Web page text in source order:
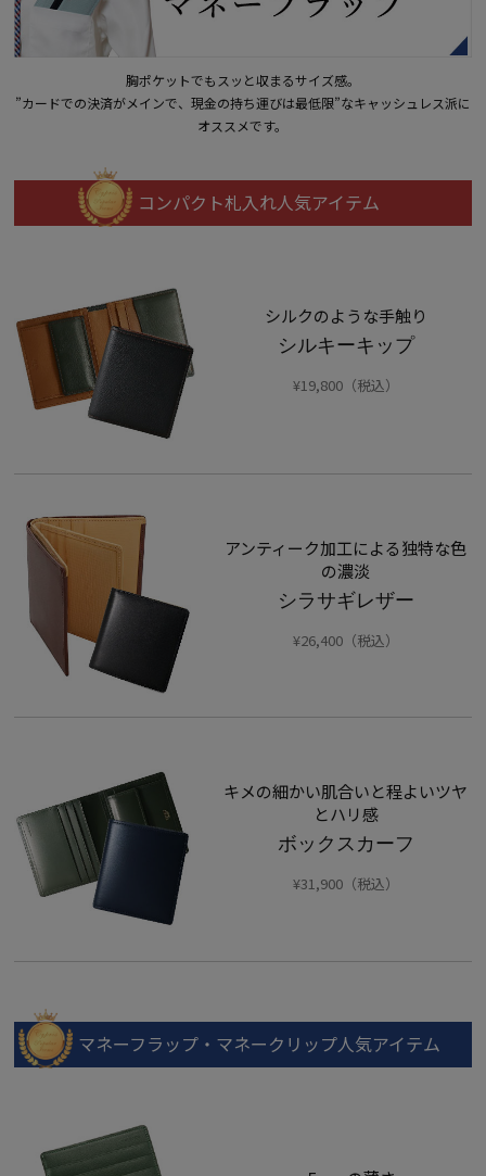
胸ポケットでもスッと収まるサイズ感。
”カードでの決済がメインで、現金の持ち運びは最低限”なキャッシュレス派に
オススメです。
コンパクト札入れ人気アイテム
シルクのような手触り
シルキーキップ
¥19,800（税込）
アンティーク加工による独特な色
の濃淡
シラサギレザー
¥26,400（税込）
キメの細かい肌合いと程よいツヤ
とハリ感
ボックスカーフ
¥31,900（税込）
マネーフラップ・マネークリップ人気アイテム